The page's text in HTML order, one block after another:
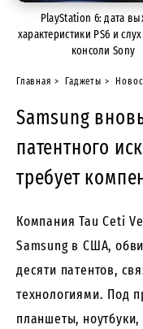
PlayStation 6: дата
характеристики PS6 и
консоли Sony
Главная Гаджеты
Samsung
патентного
требует
Компания Tau Ceti
Samsung в США,
десяти патентов,
технологиями. Под
планшеты,